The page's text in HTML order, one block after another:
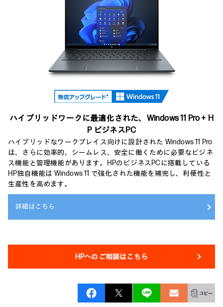
ハイブリッドワークに最適化された、 Windows 11 Pro＋H
P ビジネスPC
ハイブリッドなワークプレイス向けに設計された Windows 11 Pro
は、さらに効率的、シームレス、安全に働くために必要なビジネ
ス機能と管理機能があります。HPのビジネスPCに搭載している
HP独自機能は Windows 11 で強化された機能を補完し、利便性と
生産性を高めます。
詳細はこちら
HPへのご相談はこちら